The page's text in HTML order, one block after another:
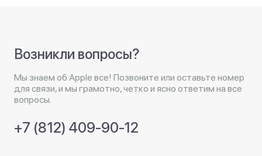
Возникли вопросы?
Мы знаем об Apple все! Позвоните или оставьте номер
для связи, и мы грамотно, четко и ясно ответим на все
вопросы.
+7 (812) 409-90-12